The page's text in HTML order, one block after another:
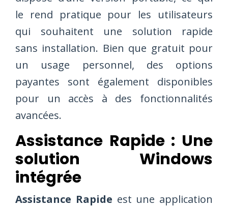
le rend pratique pour les utilisateurs
qui souhaitent une solution rapide
sans installation. Bien que gratuit pour
un usage personnel, des options
payantes sont également disponibles
pour un accès à des fonctionnalités
avancées.
Assistance Rapide : Une
solution Windows
intégrée
Assistance Rapide est une application